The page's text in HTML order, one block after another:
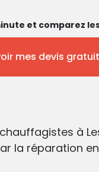
et comparez
mes devis
à
la réparation